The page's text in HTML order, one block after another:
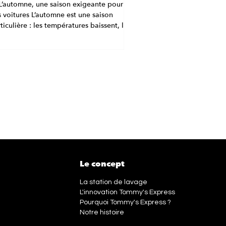
une saison exigeante pour
voitures L’automne est une saison
: les températures baissent, les
Le concept
La station de lavage
L'innovation Tommy's Express
Pourquoi Tommy's Express ?
Notre histoire